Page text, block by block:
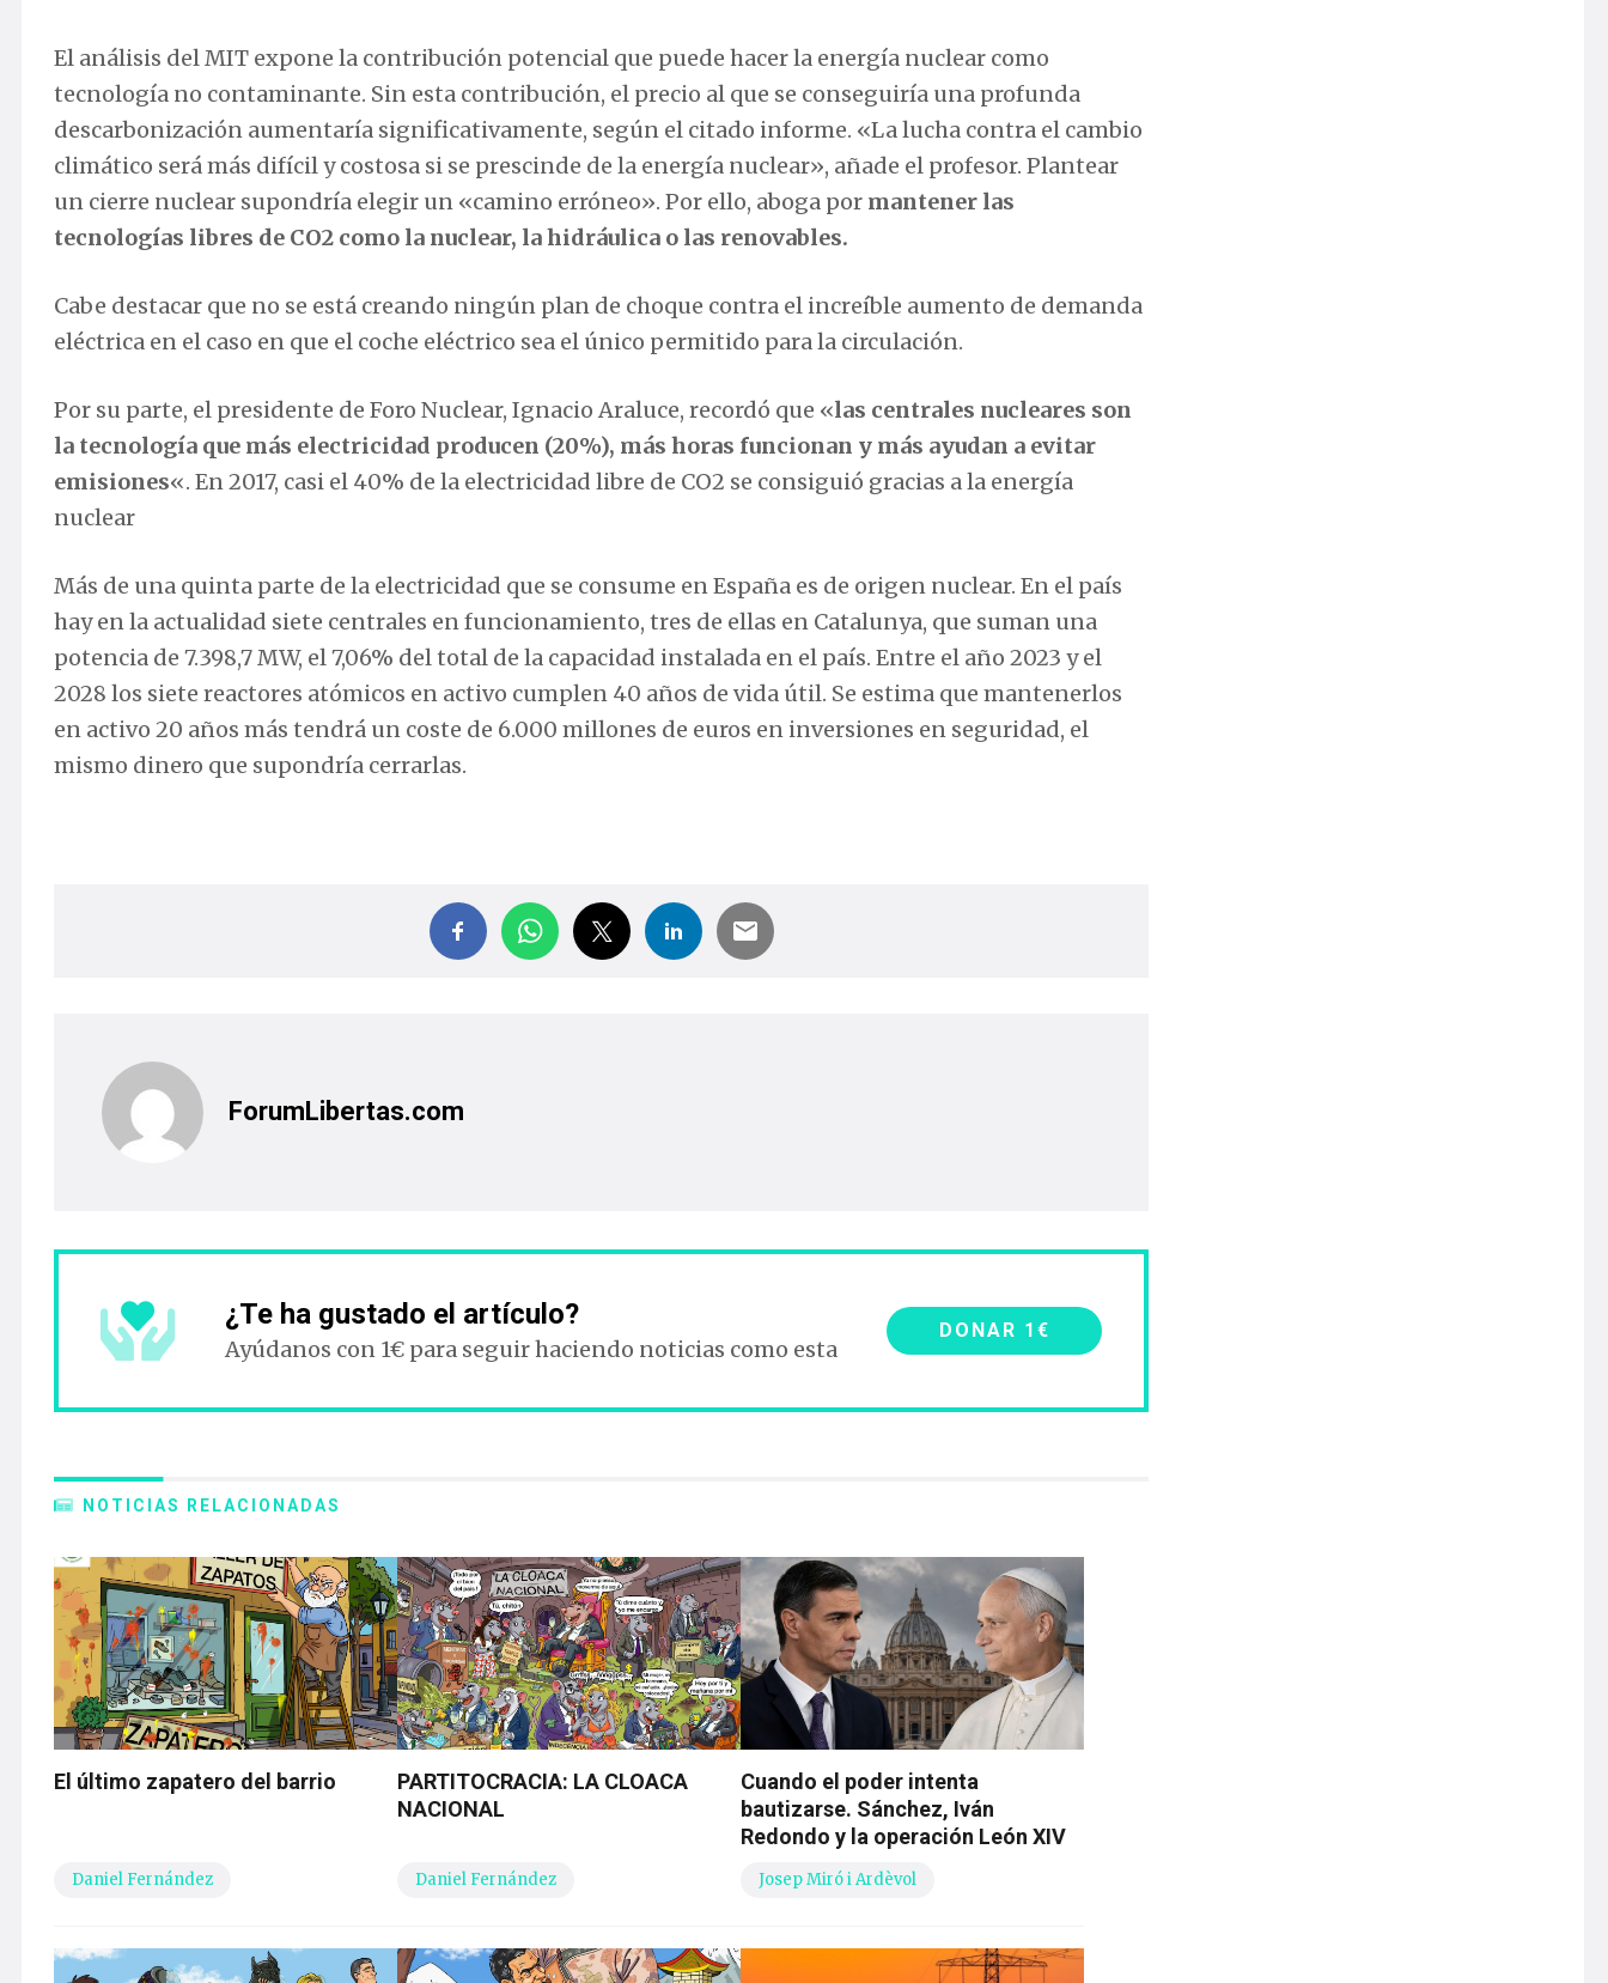
un cierre nuclear supondría elegir un «camino erróneo». Por ello, aboga pormantener las
tecnologías libres de CO2 como la nuclear, la hidráulica o las renovables.
Cabe destacar que no se está creando ningún plan de choque contra el increíble aumento de demanda
eléctrica en el caso en que el coche eléctrico sea el único permitido para la circulación.
Por su parte, el presidente de Foro Nuclear, Ignacio Araluce, recordó que «
la tecnología que más electricidad producen (20%), más horas funcionan y más ayudan a evitar
emisiones
«. En 2017, casi el 40% de la electricidad libre de CO2 se consiguió gracias a la energía
Más de una quinta parte de la electricidad que se consume en España es de origen nuclear. En el país
hay en la actualidad siete centrales en funcionamiento, tres de ellas en Catalunya, que suman una
potencia de 7.398,7 MW, el 7,06% del total de la capacidad instalada en el país. Entre el año 2023 y el
en activo 20 años más tendrá un coste de 6.000 millones de euros en inversiones en seguridad, el
mismo dinero que supondría cerrarlas.
ForumLibertas.com
NOTICIAS RELACIONADAS
El último zapatero del barrio
Daniel Fernández
PARTITOCRACIA: LA CLOACA
NACIONAL
Daniel Fernández
Cuando el poder intenta
bautizarse. Sánchez, Iván
Redondo y la operación León XIV
Josep Miró i Ardèvol